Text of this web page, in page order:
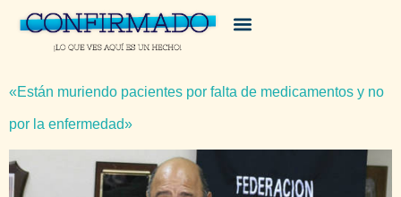
«Están muriendo pacientes por falta de medicamentos y no
por la enfermedad»